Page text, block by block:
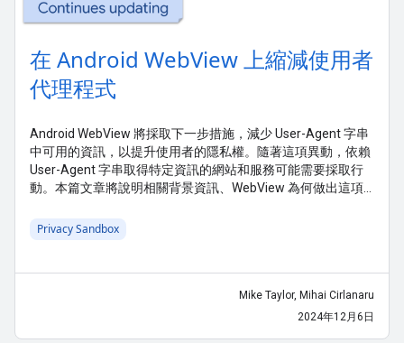
在 Android WebView 上縮減使用者
代理程式
Android WebView 將採取下一步措施，減少 User-Agent 字串
中可用的資訊，以提升使用者的隱私權。隨著這項異動，依賴
User-Agent 字串取得特定資訊的網站和服務可能需要採取行
動。本篇文章將說明相關背景資訊、WebView 為何做出這項
Privacy Sandbox
Mike Taylor, Mihai Cirlanaru
2024年12月6日